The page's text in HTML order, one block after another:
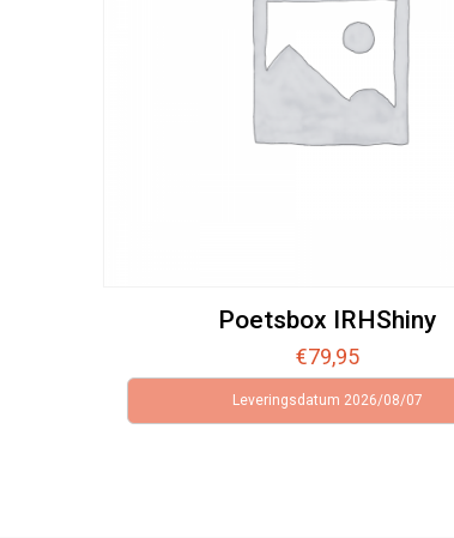
Poetsbox IRHShiny
€79,95
Leveringsdatum 2026/08/07